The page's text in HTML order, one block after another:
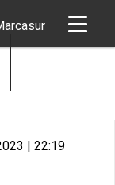
| 22:19